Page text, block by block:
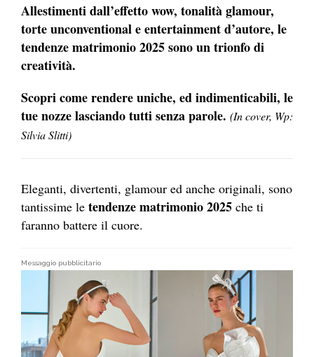
Allestimenti dall’effetto wow, tonalità glamour,
torte unconventional e entertainment d’autore, le
tendenze matrimonio 2025 sono un trionfo di
creatività.
Scopri come rendere uniche, ed indimenticabili, le
tue nozze lasciando tutti senza parole. (In cover, Wp:
Silvia Slitti)
Eleganti, divertenti, glamour ed anche originali, sono
tantissime le tendenze matrimonio 2025 che ti
faranno battere il cuore.
Messaggio pubblicitario